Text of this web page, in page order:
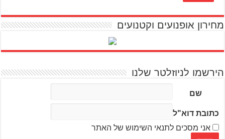
מחירון אופנועים וקטנועים
הירשמו לניוזלטר שלנו
שם
כתובת דוא"ל
אני מסכים לתנאי השימוש של האתר